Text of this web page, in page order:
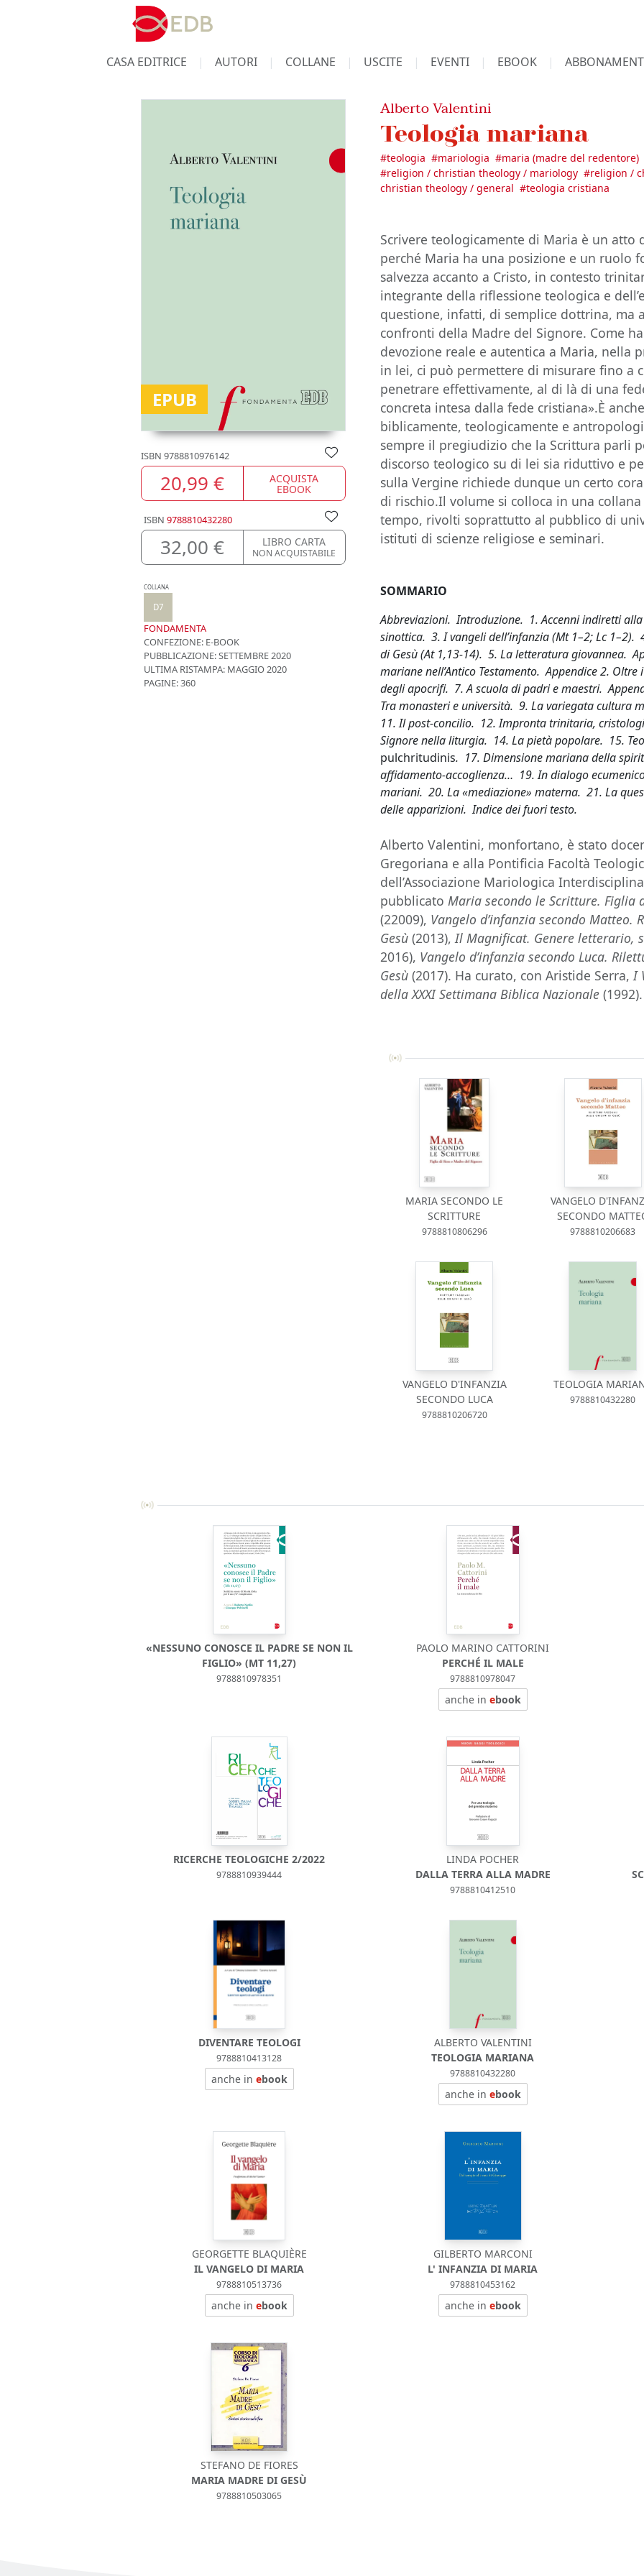
CASA EDITRICE AUTORI COLLANE USCITE EVENTI EBOOK
EPUB
ISBN 9788810976142
20,99 € ACQUISTA
EBOOK
ISBN 9788810432280
32,00 € LIBRO CARTA
NON ACQUISTABILE
COLLANA
D7
FONDAMENTA
CONFEZIONE: E-BOOK
PUBBLICAZIONE:SETTEMBRE 2020
ULTIMA RISTAMPA: MAGGIO 2020
PAGINE: 360
Alberto Valentini
Teologia mariana
#teologia #mariologia #maria (madre del redentore)
#religion / christian theology / mariology #religion /
christian theology / general #teologia cristiana
Scrivere teologicamente di Maria è un atto
perché Maria ha una posizione e un ruolo
salvezza accanto a Cristo, in contesto
integrante della riflessione teologica e
questione, infatti, di semplice dottrina, ma
confronti della Madre del Signore. Come
devozione reale e autentica a Maria, nella
in lei, ci può permettere di misurare fino a
penetrare effettivamente, al di là di una
concreta intesa dalla fede cristiana».È
biblicamente, teologicamente e
sempre il pregiudizio che la Scrittura parli
discorso teologico su di lei sia riduttivo e
sulla Vergine richiede dunque un certo
di rischio.Il volume si colloca in una
tempo, rivolti soprattutto al pubblico di
istituti di scienze religiose e seminari.
SOMMARIO
Abbreviazioni. Introduzione. 1. Accenni indiretti
sinottica. 3. I vangeli dell’infanzia (Mt 1–2; Lc
di Gesù (At 1,13-14). 5. La letteratura giovannea.
mariane nell’Antico Testamento. Appendice 2.
degli apocrifi. 7. A scuola di padri e maestri.
Tra monasteri e università. 9. La variegata cultura
11. Il post-concilio. 12. Impronta trinitaria,
Signore nella liturgia. 14. La pietà popolare. 15.
pulchritudinis. 17. Dimensione mariana della
affidamento-accoglienza… 19. In dialogo
mariani. 20. La «mediazione» materna. 21. La
delle apparizioni. Indice dei fuori testo.
Alberto Valentini, monfortano, è stato
Gregoriana e alla Pontificia Facoltà
dell’Associazione Mariologica
pubblicatoMaria secondo le Scritture. Figlia
(22009), Vangelo d’infanzia secondo
Gesù (2013),Il Magnificat. Genere letterario,
2016), Vangelo d’infanzia secondo Luca.
Gesù (2017). Ha curato, con Aristide Serra,I
della XXXI Settimana Biblica Nazionale (1992).
MARIA SECONDO LE
SCRITTURE
9788810806296
VANGELO
SECONDO
9788810206683
VANGELO D'INFANZIA
SECONDO LUCA
9788810206720
TEOLOGIA
9788810432280
«NESSUNO CONOSCE IL PADRE SE NON IL
FIGLIO» (MT 11,27)
9788810978351
PAOLO MARINO CATTORINI
PERCHÉ IL MALE
9788810978047
anche in ebook
RICERCHE TEOLOGICHE 2/2022
9788810939444
LINDA POCHER
DALLA TERRA ALLA MADRE
9788810412510
DIVENTARE TEOLOGI
9788810413128
anche in ebook
ALBERTO VALENTINI
TEOLOGIA MARIANA
9788810432280
anche in ebook
GEORGETTE BLAQUIÈRE
IL VANGELO DI MARIA
9788810513736
anche in ebook
GILBERTO MARCONI
L' INFANZIA DI MARIA
9788810453162
anche in ebook
STEFANO DE FIORES
MARIA MADRE DI GESÙ
9788810503065